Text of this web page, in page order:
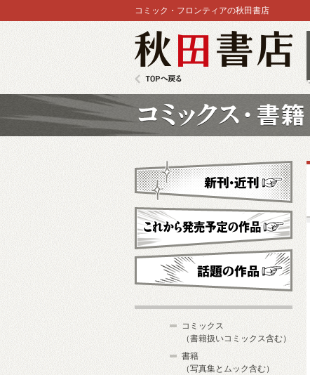
コミック・フロンティアの秋田書店
新刊・近刊
これから発売予定
コミックス
（書籍扱いコミックス含む）
書籍
（写真集とムック含む）